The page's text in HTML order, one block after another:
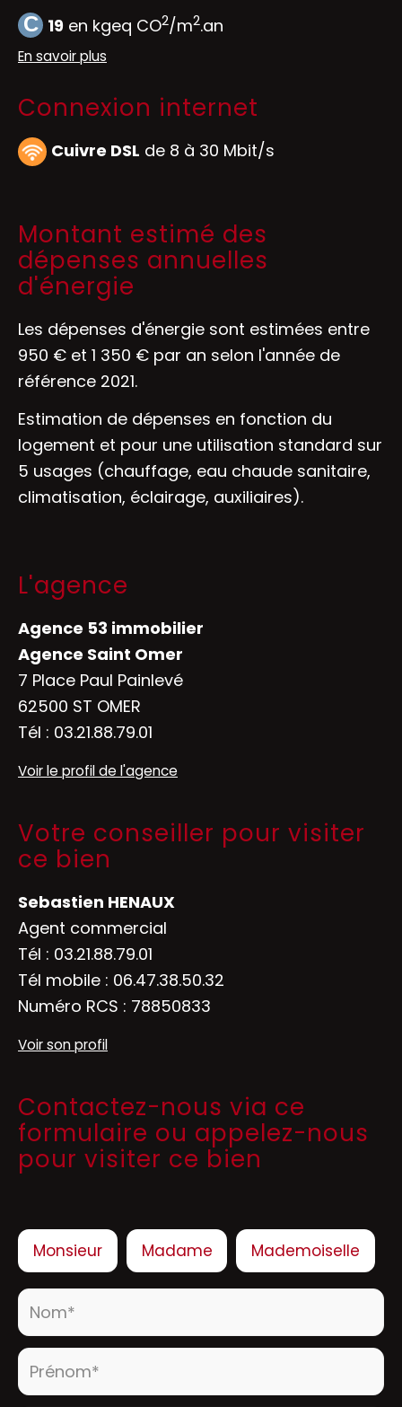
C 19 en kgeq CO2/m2.an
En savoir plus
Connexion internet
Cuivre DSL de 8 à 30 Mbit/s
Montant estimé des
dépenses annuelles
d'énergie
Les dépenses d'énergie sont estimées entre
950 € et 1 350 € par an selon l'année de
référence 2021.
Estimation de dépenses en fonction du
logement et pour une utilisation standard sur
5 usages (chauffage, eau chaude sanitaire,
climatisation, éclairage, auxiliaires).
L'agence
Agence 53 immobilier
Agence Saint Omer
7 Place Paul Painlevé
62500 ST OMER
Tél : 03.21.88.79.01
Voir le profil de l'agence
Votre conseiller pour visiter
ce bien
Sebastien HENAUX
Agent commercial
Tél : 03.21.88.79.01
Tél mobile : 06.47.38.50.32
Numéro RCS : 78850833
Voir son profil
Contactez-nous via ce
formulaire ou appelez-nous
pour visiter ce bien
Civilité :
Monsieur Madame Mademoiselle
Nom* :
Prénom* :